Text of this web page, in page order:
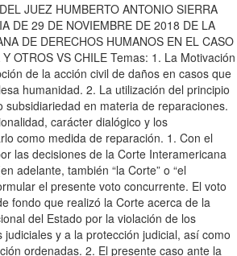
JUEZ HUMBERTO ANTONIO SIERRA
DE 29 DE NOVIEMBRE DE 2018 DE LA
DE DERECHOS HUMANOS EN EL CASO
OTROS VS CHILE Temas: 1. La Motivación
de la acción civil de daños en casos que
humanidad. 2. La utilización del principio
subsidiariedad en materia de reparaciones.
carácter dialógico y los
como medida de reparación. 1. Con el
las decisiones de la Corte Interamericana
adelante, también “la Corte” o “el
el presente voto concurrente. El voto
fondo que realizó la Corte acerca de la
del Estado por la violación de los
y a la protección judicial, así como
ordenadas. 2. El presente caso ante la